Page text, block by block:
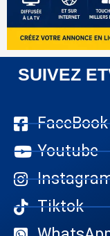
SUIVEZ
Youtube
Tiktok